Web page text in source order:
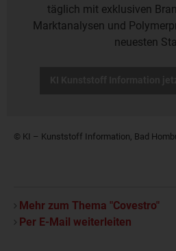
täglich mit exklusiven
Marktanalysen und
neuesten
© KI – Kunststoff Information, Bad
Mehr zum Thema "Covestro"
Per E-Mail weiterleiten